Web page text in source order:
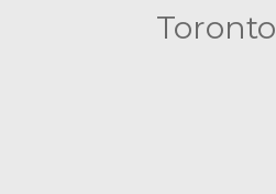
Toronto